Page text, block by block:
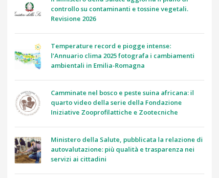
controllo su contaminanti e tossine vegetali.
Revisione 2026
Temperature record e piogge intense:
l’Annuario clima 2025 fotografa i cambiamenti
ambientali in Emilia-Romagna
Camminate nel bosco e peste suina africana: il
quarto video della serie della Fondazione
Iniziative Zooprofilattiche e Zootecniche
Ministero della Salute, pubblicata la relazione di
autovalutazione: più qualità e trasparenza nei
servizi ai cittadini